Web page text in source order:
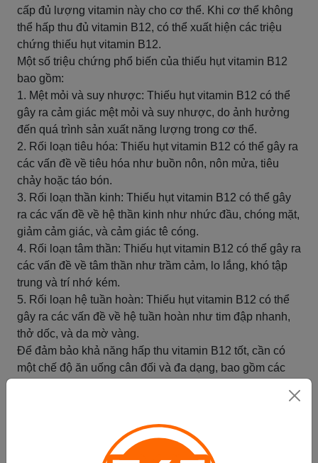
cấp đủ lượng vitamin này cho cơ thể. Khi cơ thể không
thể hấp thu đủ vitamin B12, có thể xuất hiện các triệu
chứng thiếu hụt vitamin B12.
Một số triệu chứng phổ biến của thiếu hụt vitamin B12
bao gồm:
1. Mệt mỏi và suy nhược: Thiếu hụt vitamin B12 có thể
gây ra cảm giác mệt mỏi và suy nhược, do ảnh hưởng
đến quá trình sản xuất năng lượng trong cơ thể.
2. Rối loạn tiêu hóa: Thiếu hụt vitamin B12 có thể gây ra
các vấn đề về tiêu hóa như buồn nôn, nôn mửa, tiêu
chảy hoặc táo bón.
3. Rối loạn thần kinh: Thiếu hụt vitamin B12 có thể gây
ra các vấn đề về hệ thần kinh như nhức đầu, chóng mặt,
giảm cảm giác, và cảm giác tê cóng.
4. Rối loạn tâm thần: Thiếu hụt vitamin B12 có thể gây ra
các vấn đề về tâm thần như trầm cảm, lo lắng, khó tập
trung và trí nhớ kém.
5. Rối loạn hệ tuần hoàn: Thiếu hụt vitamin B12 có thể
gây ra các vấn đề về hệ tuần hoàn như tim đập nhanh,
thở dốc, và da mờ vàng.
Để đảm bảo khả năng hấp thu vitamin B12 tốt, cần có
một chế độ ăn uống cân đối và đa dạng, bao gồm các
sữa và sản phẩm từ sữa. Ngoài ra, việc kiểm tra và điều
hỗ trợ khả năng hấp thu vitamin B12.
Việc nhận biết và hiểu các triệu chứng thiếu hụt vitamin